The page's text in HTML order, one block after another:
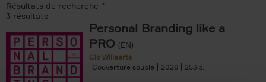
Résultats de recherche ''
3 résultats
Personal Branding like a
PRO (EN)
Clo Willaerts
Couverture souple
2026 253